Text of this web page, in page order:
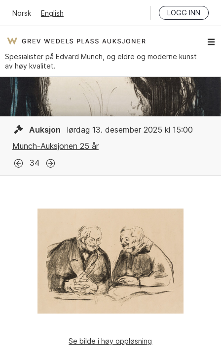
Norsk English LOGG INN
Spesialister på Edvard Munch, og eldre og moderne kunst
av høy kvalitet.
Auksjon
lørdag 13. desember 2025 kl 15:00
Munch-Auksjonen 25 år
34
Se bilde i høy oppløsning